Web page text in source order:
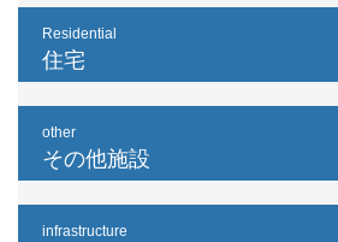
Residential
住宅
other
その他施設
infrastructure